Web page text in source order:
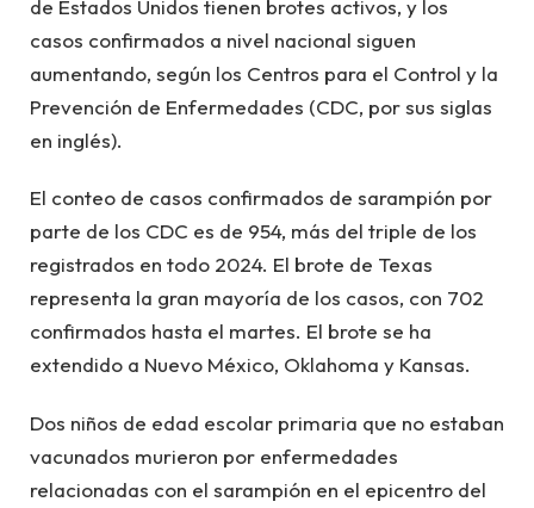
de Estados Unidos tienen brotes activos, y los
casos confirmados a nivel nacional siguen
aumentando, según los Centros para el Control y la
Prevención de Enfermedades (CDC, por sus siglas
en inglés).
El conteo de casos confirmados de sarampión por
parte de los CDC es de 954, más del triple de los
registrados en todo 2024. El brote de Texas
representa la gran mayoría de los casos, con 702
confirmados hasta el martes. El brote se ha
extendido a Nuevo México, Oklahoma y Kansas.
Dos niños de edad escolar primaria que no estaban
vacunados murieron por enfermedades
relacionadas con el sarampión en el epicentro del